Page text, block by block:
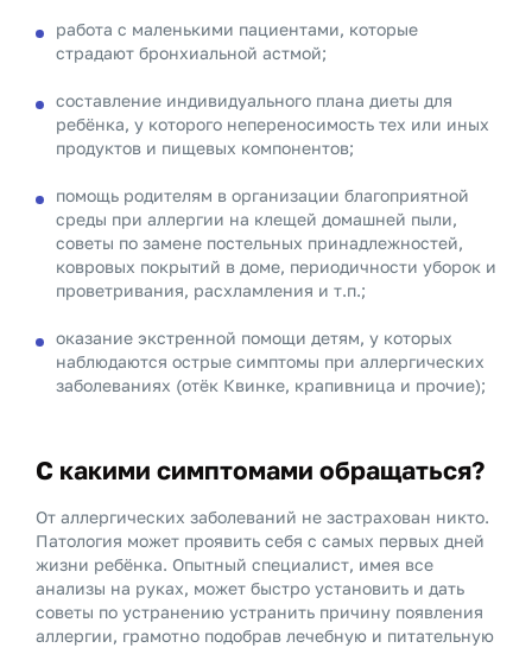
работа с маленькими пациентами, которые
страдают бронхиальной астмой;
составление индивидуального плана диеты для
ребёнка, у которого непереносимость тех или иных
продуктов и пищевых компонентов;
помощь родителям в организации благоприятной
среды при аллергии на клещей домашней пыли,
советы по замене постельных принадлежностей,
ковровых покрытий в доме, периодичности уборок и
проветривания, расхламления и т.п.;
оказание экстренной помощи детям, у которых
наблюдаются острые симптомы при аллергических
заболеваниях (отёк Квинке, крапивница и прочие);
С какими симптомами обращаться?
От аллергических заболеваний не застрахован никто.
Патология может проявить себя с самых первых дней
жизни ребёнка. Опытный специалист, имея все
анализы на руках, может быстро установить и дать
советы по устранению устранить причину появления
аллергии, грамотно подобрав лечебную и питательную